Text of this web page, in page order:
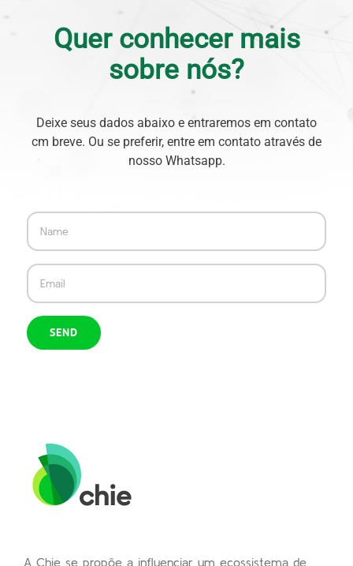
Quer conhecer mais
sobre nós?
Deixe seus dados abaixo e entraremos em contato
cm breve. Ou se preferir, entre em contato através de
nosso Whatsapp.
A Chie se propõe a influenciar um ecossistema de